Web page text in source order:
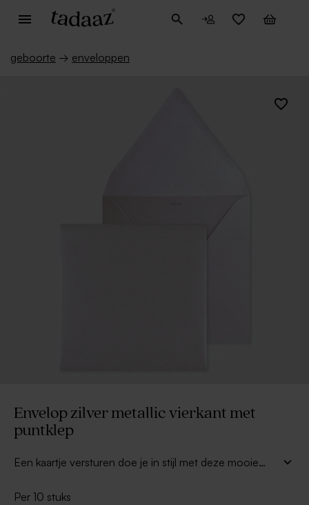
geboorte → enveloppen
Envelop zilver metallic vierkant met
puntklep
Een kaartje versturen doe je in stijl met deze mooie
een leuk adresetiket en het geheel is compleet !
Per 10 stuks